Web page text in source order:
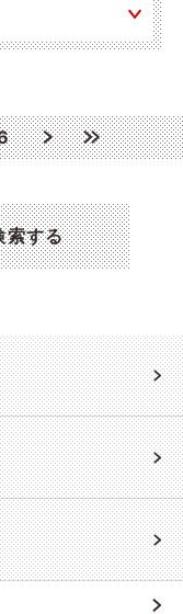
索する